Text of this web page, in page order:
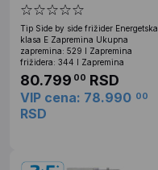
Tip Side by side frižider Energetska
klasa E Zapremina Ukupna
zapremina: 529 l Zapremina
frižidera: 344 l Zapremina
80.799 00 RSD
VIP cena: 78.990 00
RSD